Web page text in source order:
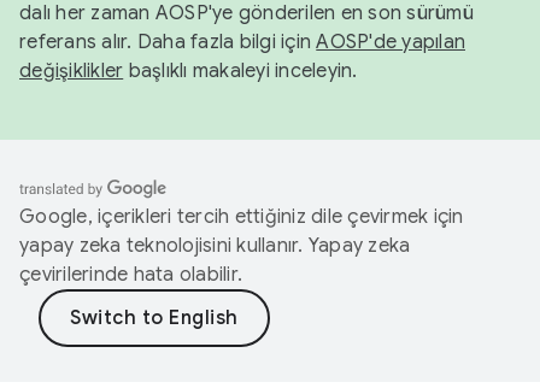
dalı her zaman AOSP'ye gönderilen en son sürümü
referans alır. Daha fazla bilgi içinAOSP'de yapılan
değişiklikler başlıklı makaleyi inceleyin.
Google, içerikleri tercih ettiğiniz dile çevirmek için
yapay zeka teknolojisini kullanır. Yapay zeka
çevirilerinde hata olabilir.